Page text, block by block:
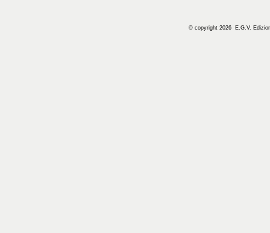
© copyright 2026 E.G.V.